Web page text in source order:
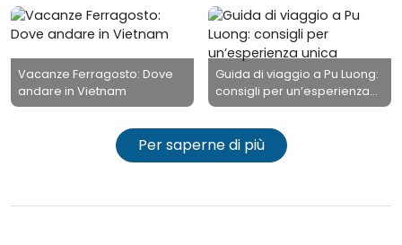
Vacanze Ferragosto: Dove
andare in Vietnam
Guida di viaggio a Pu Luong:
consigli per un’esperienza
unica
Per saperne di più